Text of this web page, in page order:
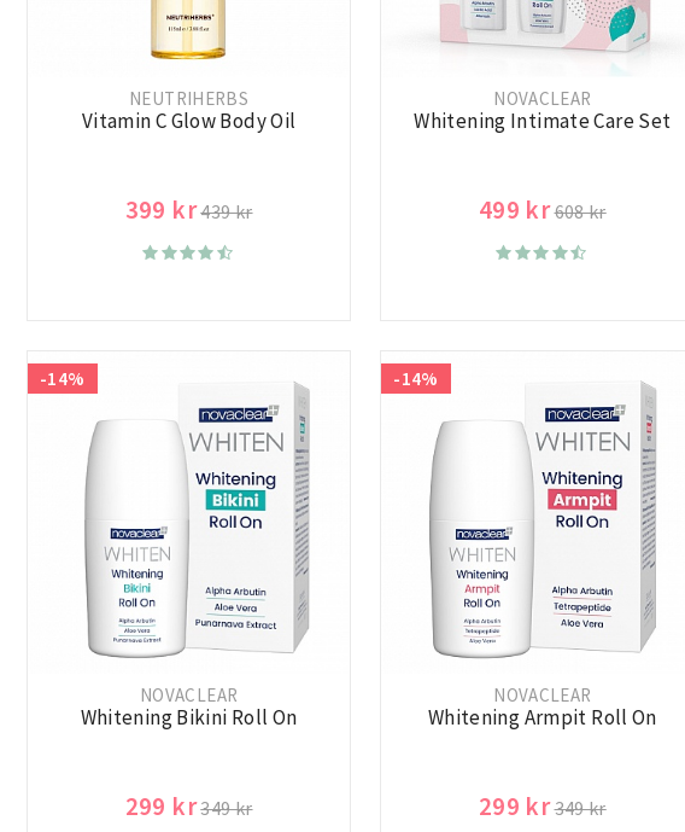
NEUTRIHERBS
Vitamin C Glow Body Oil
399 kr439 kr
NOVACLEAR
Whitening Intimate Care Set
499 kr608 kr
-14%
NOVACLEAR
Whitening Bikini Roll On
299 kr349 kr
-14%
NOVACLEAR
Whitening Armpit Roll On
299 kr349 kr